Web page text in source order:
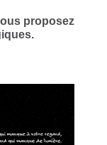
proposez